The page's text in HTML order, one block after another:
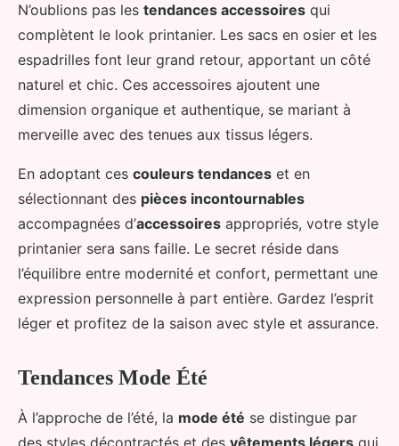
N’oublions pas les tendances accessoires qui
complètent le look printanier. Les sacs en osier et les
espadrilles font leur grand retour, apportant un côté
naturel et chic. Ces accessoires ajoutent une
dimension organique et authentique, se mariant à
merveille avec des tenues aux tissus légers.
En adoptant ces couleurs tendances et en
sélectionnant des pièces incontournables
accompagnées d’accessoires appropriés, votre style
printanier sera sans faille. Le secret réside dans
l’équilibre entre modernité et confort, permettant une
expression personnelle à part entière. Gardez l’esprit
léger et profitez de la saison avec style et assurance.
Tendances Mode Été
À l’approche de l’été, la mode été se distingue par